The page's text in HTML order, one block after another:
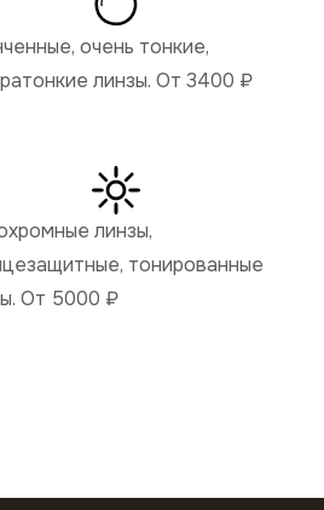
очень тонкие,
линзы. От 3400 ₽
линзы,
тонированные
От 5000 ₽